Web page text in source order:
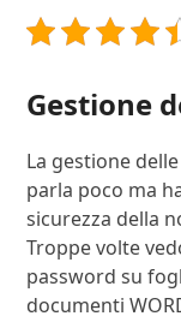
Gestione
La gestione
parla poco ma
sicurezza della
Troppe volte
password su
documenti